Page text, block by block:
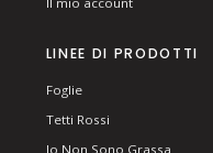
LINEE DI PRODOTTI
Foglie
Tetti Rossi
Io Non Sono Grassa